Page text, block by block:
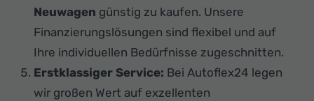
Neuwagen günstig zu kaufen. Unsere
Finanzierungslösungen sind flexibel und auf
Ihre individuellen Bedürfnisse zugeschnitten.
Erstklassiger Service: Bei Autoflex24 legen
wir großen Wert auf exzellenten